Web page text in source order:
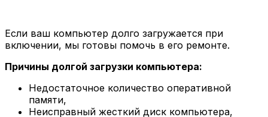
Если ваш компьютер долго загружается при
включении, мы готовы помочь в его ремонте.
Причины долгой загрузки компьютера:
Недостаточное количество оперативной
памяти,
Неисправный жесткий диск компьютера,